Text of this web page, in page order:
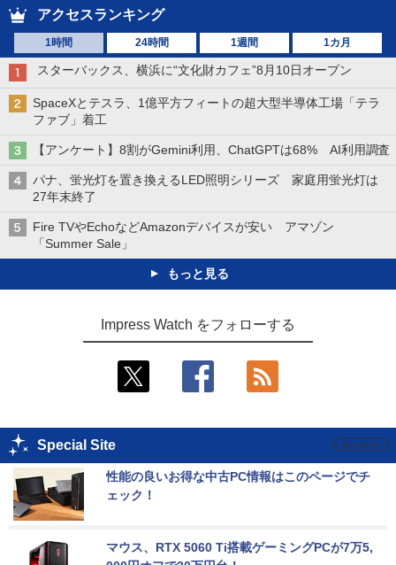
アクセスランキング
1時間 24時間 1週間 1カ月
スターバックス、横浜に“文化財カフェ”8月10日オープン
SpaceXとテスラ、1億平方フィートの超大型半導体工場「テラ
ファブ」着工
【アンケート】8割がGemini利用、ChatGPTは68% AI利用調査
パナ、蛍光灯を置き換えるLED照明シリーズ 家庭用蛍光灯は
27年末終了
Fire TVやEchoなどAmazonデバイスが安い アマゾン
「Summer Sale」
もっと見る
Impress Watch をフォローする
Special Site
性能の良いお得な中古PC情報はこのページでチ
ェック！
マウス、RTX 5060 Ti搭載ゲーミングPCが7万5,